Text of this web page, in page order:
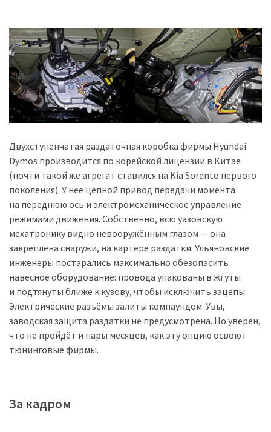
Двухступенчатая раздаточная коробка фирмы Hyundai
Dymos производится по корейской лицензии в Китае
(почти такой же агрегат ставился на Kia Sorento первого
поколения). У неё цепной привод передачи момента
на переднюю ось и электромеханическое управление
режимами движения. Собственно, всю уазовскую
мехатронику видно невооружённым глазом — она
закреплена снаружи, на картере раздатки. Ульяновские
инженеры постарались максимально обезопасить
навесное оборудование: провода упакованы в жгуты
и подтянуты ближе к кузову, чтобы исключить зацепы.
Электрические разъёмы залиты компаундом. Увы,
заводская защита раздатки не предусмотрена. Но уверен,
что не пройдёт и пары месяцев, как эту опцию освоют
тюнинговые фирмы.
За кадром